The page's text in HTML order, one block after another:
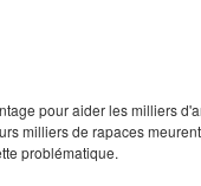
pour aider les milliers
milliers de rapaces
problématique.